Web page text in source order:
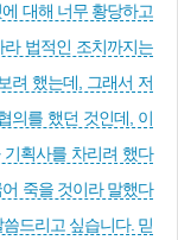
대해 너무 황당하고
법적인 조치까지는
려 했는데, 그래서 저
의를 했던 것인데, 이
획사를 차리려 했다
죽을 것이라 말했다
드리고 싶습니다. 믿